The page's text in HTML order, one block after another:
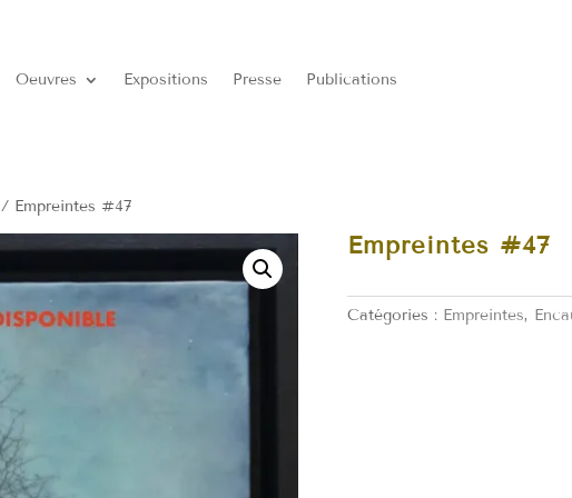
Oeuvres Expositions Presse Publications
/ Empreintes #47
Empreintes #47
Catégories : Empreintes,